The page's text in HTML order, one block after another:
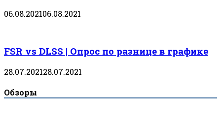
06.08.202106.08.2021
FSR vs DLSS | Опрос по разнице в графике
28.07.202128.07.2021
Обзоры